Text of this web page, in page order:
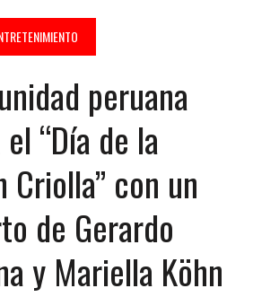
peruana
“Día de la
Criolla” con un
de Gerardo
y Mariella Köhn